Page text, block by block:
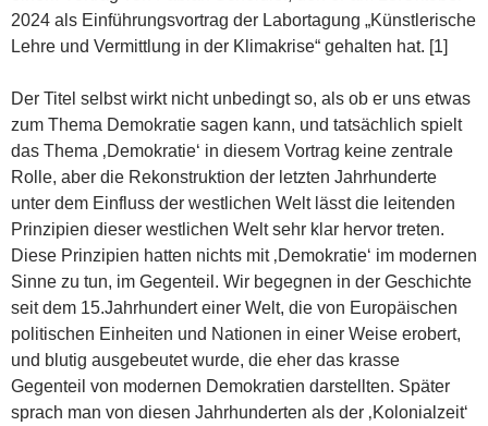
2024 als Einführungsvortrag der Labortagung „Künstlerische
Lehre und Vermittlung in der Klimakrise“ gehalten hat. [1]
Der Titel selbst wirkt nicht unbedingt so, als ob er uns etwas
zum Thema Demokratie sagen kann, und tatsächlich spielt
das Thema ‚Demokratie‘ in diesem Vortrag keine zentrale
Rolle, aber die Rekonstruktion der letzten Jahrhunderte
unter dem Einfluss der westlichen Welt lässt die leitenden
Prinzipien dieser westlichen Welt sehr klar hervor treten.
Diese Prinzipien hatten nichts mit ‚Demokratie‘ im modernen
Sinne zu tun, im Gegenteil. Wir begegnen in der Geschichte
seit dem 15.Jahrhundert einer Welt, die von Europäischen
politischen Einheiten und Nationen in einer Weise erobert,
und blutig ausgebeutet wurde, die eher das krasse
Gegenteil von modernen Demokratien darstellten. Später
sprach man von diesen Jahrhunderten als der ‚Kolonialzeit‘